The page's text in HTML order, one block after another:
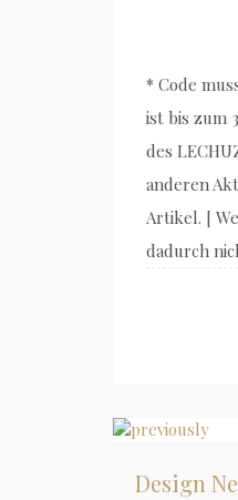
* Code
ist bis zum
des
anderen
Artikel. [
dadurch
Design